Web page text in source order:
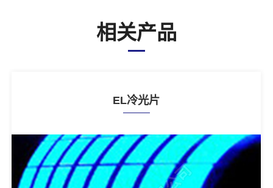
相关产品
EL冷光片